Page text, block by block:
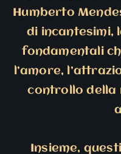
Humberto
di incantesimi,
fondamentali
l’amore,
controllo della
Insieme,